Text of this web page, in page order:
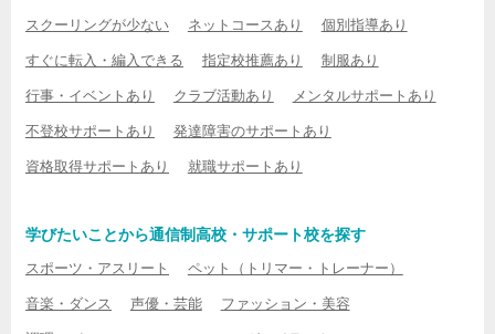
スクーリングが少ない ネットコースあり 個別指導あり
すぐに転入・編入できる 指定校推薦あり 制服あり
行事・イベントあり クラブ活動あり メンタルサポートあり
不登校サポートあり 発達障害のサポートあり
資格取得サポートあり 就職サポートあり
学びたいことから通信制高校・サポート校を探す
スポーツ・アスリート ペット（トリマー・トレーナー）
音楽・ダンス 声優・芸能 ファッション・美容